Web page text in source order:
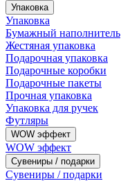
Упаковка
Упаковка
Бумажный наполнитель
Жестяная упаковка
Подарочная упаковка
Подарочные коробки
Подарочные пакеты
Прочная упаковка
Упаковка для ручек
Футляры
WOW эффект
WOW эффект
Сувениры / подарки
Сувениры / подарки